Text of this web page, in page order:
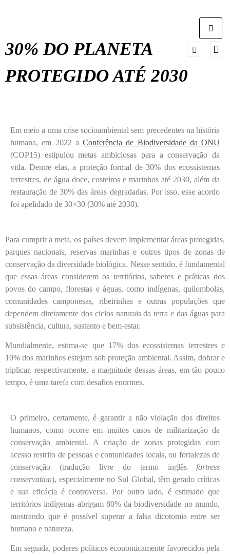
30% DO PLANETA
PROTEGIDO ATÉ 2030
Em meio a uma crise socioambiental sem precedentes na história
humana, em 2022 a Conferência de Biodiversidade da ONU
(COP15) estipulou metas ambiciosas para a conservação da
vida. Dentre elas, a proteção formal de 30% dos ecossistemas
terrestres, de água doce, costeiros e marinhos até 2030, além da
restauração de 30% das áreas degradadas. Por isso, esse acordo
foi apelidado de 30×30 (30% até 2030).
Para cumprir a meta, os países devem implementar áreas protegidas,
parques nacionais, reservas marinhas e outros tipos de zonas de
conservação da diversidade biológica. Nesse sentido, é fundamental
que essas áreas considerem os territórios, saberes e práticas dos
povos do campo, florestas e águas, como indígenas, quilombolas,
comunidades camponesas, ribeirinhas e outras populações que
dependem diretamente dos ciclos naturais da terra e das águas para
subsistência, cultura, sustento e bem-estar.
Mundialmente, estima-se que 17% dos ecossistemas terrestres e
10% dos marinhos estejam sob proteção ambiental. Assim, dobrar e
triplicar, respectivamente, a magnitude dessas áreas, em tão pouco
tempo, é uma tarefa com desafios enormes.
O primeiro, certamente, é garantir a não violação dos direitos
humanos, como ocorre em muitos casos de militarização da
conservação ambiental. A criação de zonas protegidas com
acesso restrito de pessoas e comunidades locais, ou fortalezas de
conservação (tradução livre do termo inglês fortress
conservation), especialmente no Sul Global, têm gerado críticas
e sua eficácia é controversa. Por outro lado, é estimado que
territórios indígenas abrigam 80% da biodiversidade no mundo,
mostrando que é possível superar a falsa dicotomia entre ser
humano e natureza.
Em seguida, poderes políticos economicamente favorecidos pela